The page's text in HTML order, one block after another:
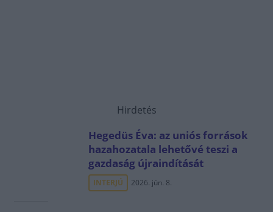
Hirdetés
Hegedüs Éva: az uniós források
hazahozatala lehetővé teszi a
gazdaság újraindítását
INTERJÚ 2026. jún. 8.